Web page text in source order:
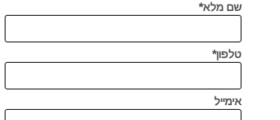
שם מלא*
טלפון*
אימייל